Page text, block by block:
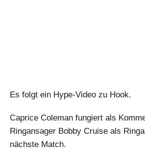
Es folgt ein Hype-Video zu Hook.
Caprice Coleman fungiert als
Ringansager Bobby Cruise als
nächste Match.